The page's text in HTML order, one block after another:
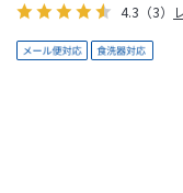
4.3 （3）